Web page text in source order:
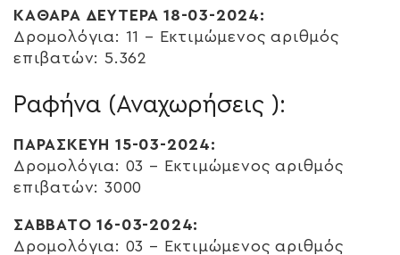
ΚΑΘΑΡΑ ΔΕΥΤΕΡΑ 18-03-2024:
Δρομολόγια: 11 – Εκτιμώμενος αριθμός
επιβατών: 5.362
Ραφήνα (Αναχωρήσεις ):
ΠΑΡΑΣΚΕΥΗ 15-03-2024:
Δρομολόγια: 03 – Εκτιμώμενος αριθμός
επιβατών: 3000
ΣΑΒΒΑΤΟ 16-03-2024:
Δρομολόγια: 03 – Εκτιμώμενος αριθμός